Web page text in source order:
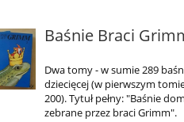
Baśnie Braci
Dwa tomy - w sumie 289
dziecięcej (w pierwszym
200). Tytuł pełny: "Baśnie
zebrane przez braci Grimm".